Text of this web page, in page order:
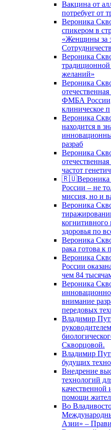
Вакцина от
потребует от
Вероника
спикером в
«Женщины за
Вероника
желаний»
Вероника
ФМБА России,
клиническое п
Вероника
находится в
разраб
Вероника
частот
🇷🇺Вероника
России – не
миссия, но и
Вероника
когнитивного
здоровья по
Вероника
рака готова
Вероника
России
чем 84
Вероника
внимание
передовых
Владимир
Скворцовой.
Владимир
будущих
Внедрение
технологий
качественной
помощи
Во
Азии» –